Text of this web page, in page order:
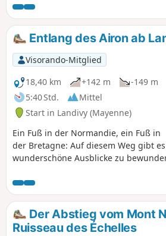
Wasserfällen durch die Felsen
Route führt weiter über breite Wege,
vom Wasser der verschiedenen Arme
Cance überflutet werden, und endet
einem grandiosen Panorama an der
314, die einerseits für ihre kleine
andererseits aber auch für die Kämpfe
bekannt ist, die dort im August 1944
stattfanden.
Entlang des Airon ab
Visorando-Mitglied
18,40 km
+142 m
-149 m
5:40 Std.
Mittel
Start in Landivy (Mayenne)
Ein Fuß in der Normandie, ein Fuß in
der Bretagne: Auf diesem Weg gibt es
wunderschöne Ausblicke zu
tauchen Sie in die Mäander der
schattigen Wege entlang des Tals der
Futaie ein.
Der Abstieg vom Mont
Ruisseau des Échelles